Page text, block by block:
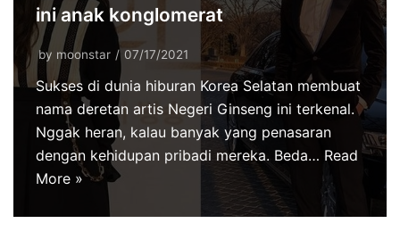
ini anak konglomerat
by moonstar 07/17/2021
Sukses di dunia hiburan Korea Selatan membuat
nama deretan artis Negeri Ginseng ini terkenal.
Nggak heran, kalau banyak yang penasaran
dengan kehidupan pribadi mereka. Beda… Read
More »